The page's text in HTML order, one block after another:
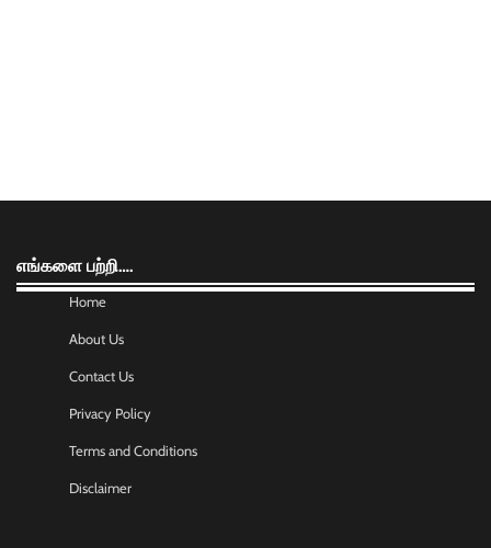
எங்களை பற்றி….
Home
About Us
Contact Us
Privacy Policy
Terms and Conditions
Disclaimer